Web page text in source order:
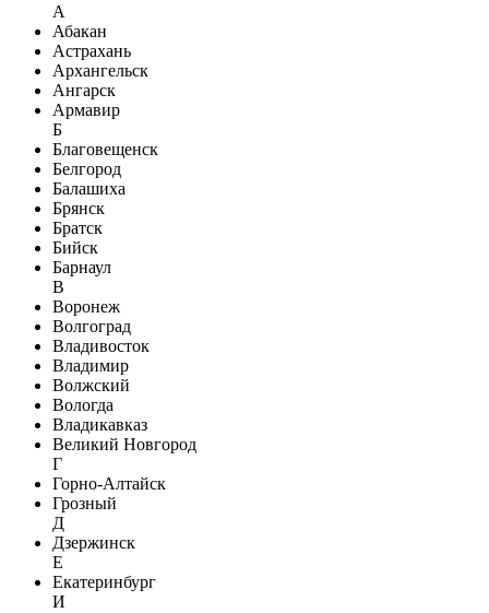
А
Абакан
Астрахань
Архангельск
Ангарск
Армавир
Б
Благовещенск
Белгород
Балашиха
Брянск
Братск
Бийск
Барнаул
В
Воронеж
Волгоград
Владивосток
Владимир
Волжский
Вологда
Владикавказ
Великий Новгород
Г
Горно-Алтайск
Грозный
Д
Дзержинск
Е
Екатеринбург
И